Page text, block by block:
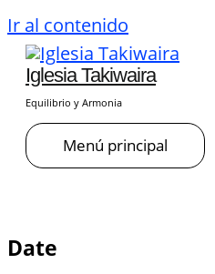
Ir al contenido
Iglesia Takiwaira
Equilibrio y Armonia
Menú principal
Date